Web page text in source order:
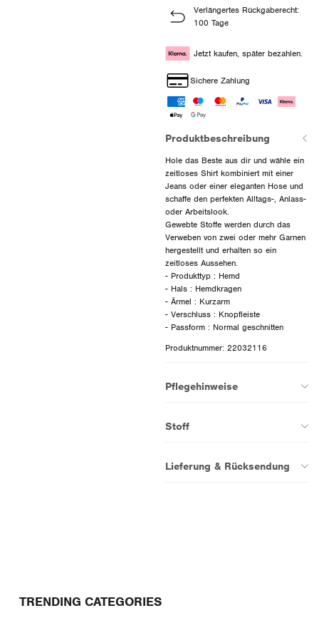
Verlängertes Rückgaberecht:
100 Tage
Jetzt kaufen, später bezahlen.
Sichere Zahlung
Produktbeschreibung
Hole das Beste aus dir und wähle ein
zeitloses Shirt kombiniert mit einer
Jeans oder einer eleganten Hose und
schaffe den perfekten Alltags-, Anlass-
oder Arbeitslook.
Gewebte Stoffe werden durch das
Verweben von zwei oder mehr Garnen
hergestellt und erhalten so ein
zeitloses Aussehen.
- Produkttyp : Hemd
- Hals : Hemdkragen
- Ärmel : Kurzarm
- Verschluss : Knopfleiste
- Passform : Normal geschnitten
Produktnummer: 22032116
Pflegehinweise
Stoff
Lieferung & Rücksendung
TRENDING CATEGORIES